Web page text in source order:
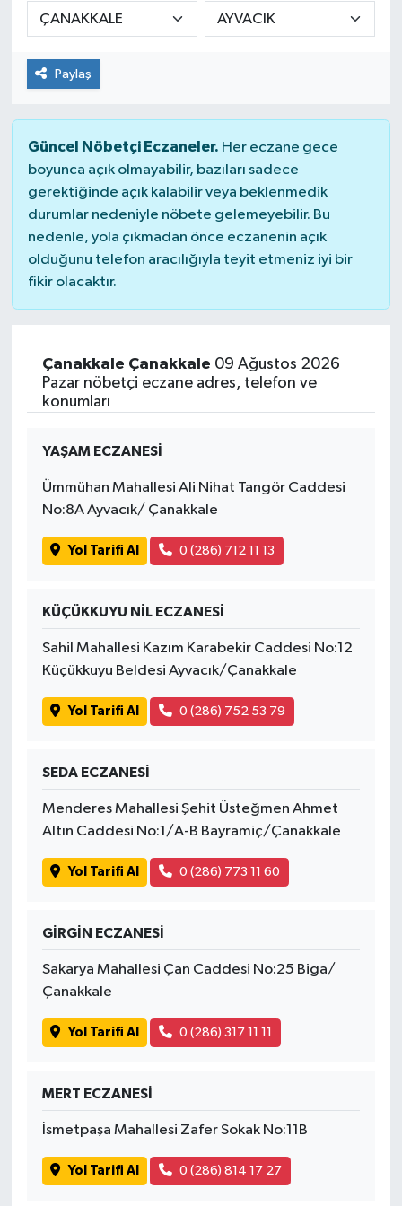
Paylaş
Güncel Nöbetçi Eczaneler. Her eczane gece
boyunca açık olmayabilir, bazıları sadece
gerektiğinde açık kalabilir veya beklenmedik
durumlar nedeniyle nöbete gelemeyebilir. Bu
nedenle, yola çıkmadan önce eczanenin açık
olduğunu telefon aracılığıyla teyit etmeniz iyi bir
fikir olacaktır.
Çanakkale Çanakkale 09 Ağustos 2026
Pazar nöbetçi eczane adres, telefon ve
konumları
YAŞAM ECZANESİ
Ümmühan Mahallesi Ali Nihat Tangör Caddesi
No:8A Ayvacık/ Çanakkale
Yol Tarifi Al 0 (286) 712 11 13
KÜÇÜKKUYU NİL ECZANESİ
Sahil Mahallesi Kazım Karabekir Caddesi No:12
Küçükkuyu Beldesi Ayvacık/Çanakkale
Yol Tarifi Al 0 (286) 752 53 79
SEDA ECZANESİ
Menderes Mahallesi Şehit Üsteğmen Ahmet
Altın Caddesi No:1/A-B Bayramiç/Çanakkale
Yol Tarifi Al 0 (286) 773 11 60
GİRGİN ECZANESİ
Sakarya Mahallesi Çan Caddesi No:25 Biga/
Çanakkale
Yol Tarifi Al 0 (286) 317 11 11
MERT ECZANESİ
İsmetpaşa Mahallesi Zafer Sokak No:11B
Yol Tarifi Al 0 (286) 814 17 27
Dursunbey
Edremit
EĞİTİM
EKONOMİ
Erdek
Gömeç
Havran
İvrindi
KENT GÜNDEMİ
Kepsut
MAGAZİN
MANŞET
Manyas
OLAY
OTOMOTİV
Resmi İlanlar
Savaştepe
SEYAHAT
SİYASET
SPOR
SÜRMANŞET